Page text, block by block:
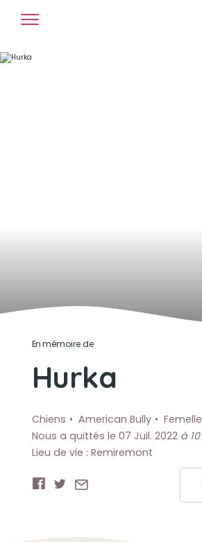
En mémoire de
Hurka
Chiens American Bully
Femelle
Nous a quittés le 07 Juil. 2022 à
Lieu de vie : Remiremont